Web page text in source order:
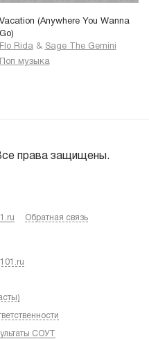
Vacation (Anywhere You Wanna
Go)
Flo Rida & Sage The Gemini
Поп музыка
права защищены.
Обратная связь
СОУТ